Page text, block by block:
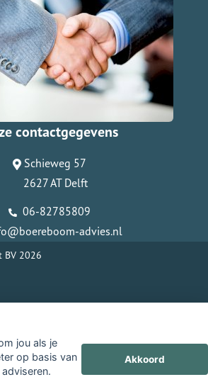
jou als je
op basis van
Akkoord
contactgegevens
Schieweg 57
2627 AT Delft
06-82785809
advies.nl
BV 2026